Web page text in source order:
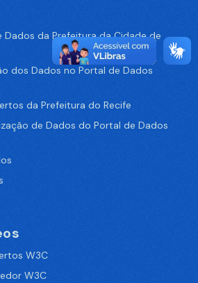
Dados da Prefeitura da Cidade de
dos Dados no Portal de Dados
da Prefeitura do Recife
de Dados do Portal de Dados
W3C
W3C